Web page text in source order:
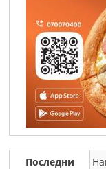
Последни